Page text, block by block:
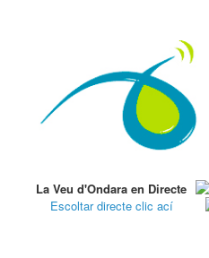
La Veu d'Ondara en Directe
Escoltar directe clic ací